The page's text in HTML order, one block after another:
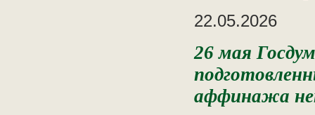
22.05.2026
26 мая
аффинажа